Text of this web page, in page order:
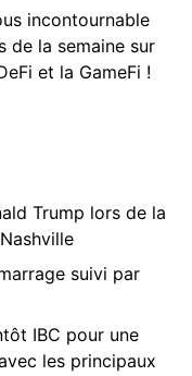
incontournable
de la semaine sur
et la GameFi !
Trump lors de la
suivi par
IBC pour une
les principaux